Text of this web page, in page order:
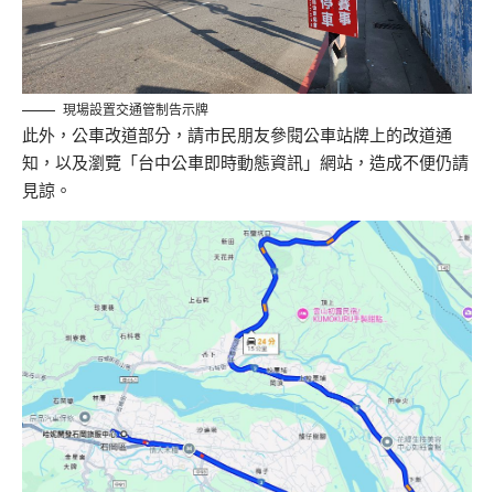
現場設置交通管制告示牌
此外，公車改道部分，請市民朋友參閱公車站牌上的改道通
知，以及瀏覽「台中公車即時動態資訊」網站，造成不便仍請
見諒。